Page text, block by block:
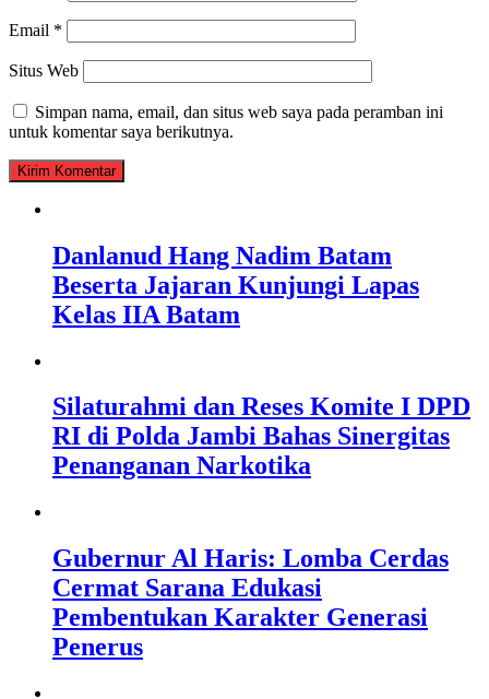
Email *
Situs Web
Simpan nama, email, dan situs web saya pada peramban ini
untuk komentar saya berikutnya.
Danlanud Hang Nadim Batam
Beserta Jajaran Kunjungi Lapas
Kelas IIA Batam
Silaturahmi dan Reses Komite I DPD
RI di Polda Jambi Bahas Sinergitas
Penanganan Narkotika
Gubernur Al Haris: Lomba Cerdas
Cermat Sarana Edukasi
Pembentukan Karakter Generasi
Penerus